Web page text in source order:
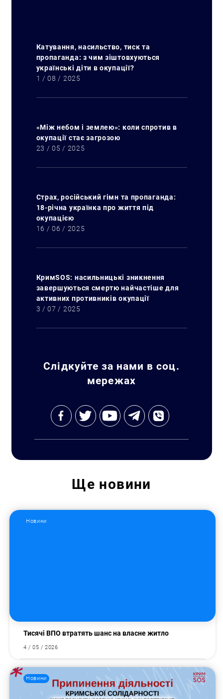
Катування, насильство, тиск та
пропаганда: з чим зіштовхуються
українські діти в окупації?
1 / 08 / 2025
«Між небом і землею»: коли спротив в
окупації стає загрозою
23 / 05 / 2025
Страх, російський гімн та пропаганда:
18-річна українка про життя під
окупацією
16 / 06 / 2025
КримSOS: насильницькі зникнення
завершуються смертю найчастіше для
активних противників окупації
3 / 07 / 2025
Слідкуйте за нами в соц.
мережах
Ще новини
Новини
Тисячі ВПО втратять шанс на власне житло
4 / 05 / 2026
Новини